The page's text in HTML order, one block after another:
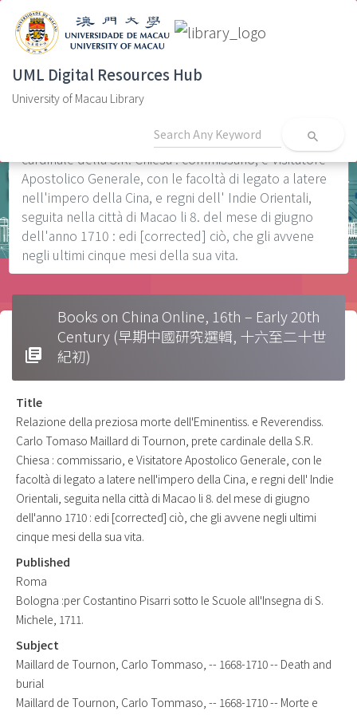
UML Digital Resources Hub
University of Macau Library
search
Home
Morte e enterro0s
Reverendiss. Carlo Tomaso Maillard di Tournon, prete
cardinale della S.R. Chiesa : commissario, e Visitatore
Apostolico Generale, con le facoltà di legato a latere
nell'impero della Cina, e regni dell' Indie Orientali,
seguita nella città di Macao li 8. del mese di giugno
dell'anno 1710 : edi [corrected] ciò, che gli avvene
negli ultimi cinque mesi della sua vita.
library_books
Books on China Online, 16th – Early 20th
Century (早期中國研究選輯, 十六至二十世
紀初)
Title
Relazione della preziosa morte dell'Eminentiss. e Reverendiss.
Carlo Tomaso Maillard di Tournon, prete cardinale della S.R.
Chiesa : commissario, e Visitatore Apostolico Generale, con le
facoltà di legato a latere nell'impero della Cina, e regni dell' Indie
Orientali, seguita nella città di Macao li 8. del mese di giugno
dell'anno 1710 : edi [corrected] ciò, che gli avvene negli ultimi
cinque mesi della sua vita.
Published
Roma
Bologna :per Costantino Pisarri sotto le Scuole all'Insegna di S.
Michele, 1711.
Subject
Maillard de Tournon, Carlo Tommaso, -- 1668-1710 -- Death and
burial
Maillard de Tournon, Carlo Tommaso, -- 1668-1710 -- Morte e